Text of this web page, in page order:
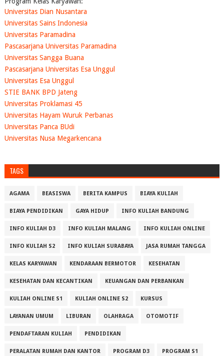
Universitas Dian Nusantara
Universitas Sains Indonesia
Universitas Paramadina
Pascasarjana Universitas Paramadina
Universitas Sangga Buana
Pascasarjana Universitas Esa Unggul
Universitas Esa Unggul
STIE BANK BPD Jateng
Universitas Proklamasi 45
Universitas Hayam Wuruk Perbanas
Universitas Panca BUdi
Universitas Nusa Megarkencana
TAGS
AGAMA BEASISWA BERITA KAMPUS BIAYA KULIAH
BIAYA PENDIDIKAN GAYA HIDUP INFO KULIAH BANDUNG
INFO KULIAH D3 INFO KULIAH MALANG INFO KULIAH ONLINE
INFO KULIAH S2 INFO KULIAH SURABAYA JASA RUMAH TANGGA
KELAS KARYAWAN KENDARAAN BERMOTOR KESEHATAN
KESEHATAN DAN KECANTIKAN KEUANGAN DAN PERBANKAN
KULIAH ONLINE S1 KULIAH ONLINE S2 KURSUS
LAYANAN UMUM LIBURAN OLAHRAGA OTOMOTIF
PENDAFTARAN KULIAH PENDIDIKAN
PERALATAN RUMAH DAN KANTOR PROGRAM D3 PROGRAM S1